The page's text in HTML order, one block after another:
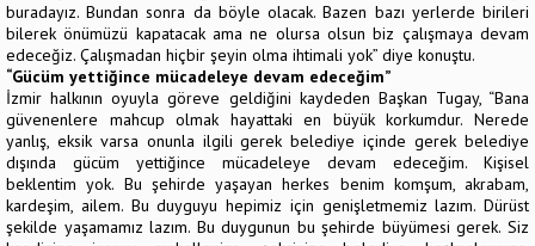
buradayız. Bundan sonra da böyle olacak. Bazen bazı yerlerde birileri
bilerek önümüzü kapatacak ama ne olursa olsun biz çalışmaya devam
edeceğiz. Çalışmadan hiçbir şeyin olma ihtimali yok” diye konuştu.
“Gücüm yettiğince mücadeleye devam edeceğim”
İzmir halkının oyuyla göreve geldiğini kaydeden Başkan Tugay, “Bana
güvenenlere mahcup olmak hayattaki en büyük korkumdur. Nerede
yanlış, eksik varsa onunla ilgili gerek belediye içinde gerek belediye
dışında gücüm yettiğince mücadeleye devam edeceğim. Kişisel
beklentim yok. Bu şehirde yaşayan herkes benim komşum, akrabam,
kardeşim, ailem. Bu duyguyu hepimiz için genişletmemiz lazım. Dürüst
şekilde yaşamamız lazım. Bu duygunun bu şehirde büyümesi gerek. Siz